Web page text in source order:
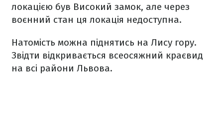
локацією був Високий замок, але через
воєнний стан ця локація недоступна.
Натомість можна піднятись на Лису гору.
Звідти відкривається всеосяжний краєвид
на всі райони Львова.